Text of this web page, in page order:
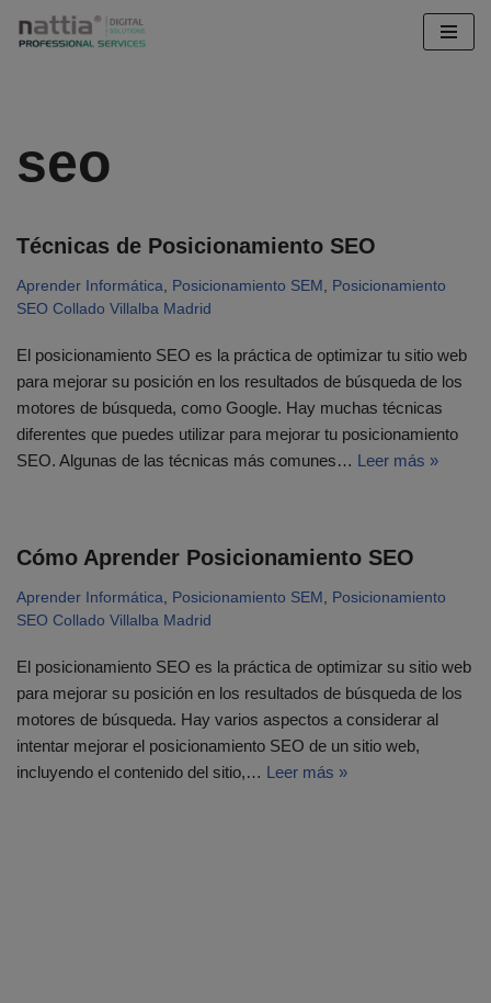
seo
Técnicas de Posicionamiento SEO
Aprender Informática Posicionamiento SEM
Posicionamiento
SEO Collado Villalba Madrid
El posicionamiento SEO es la práctica de optimizar tu sitio web
para mejorar su posición en los resultados de búsqueda de los
motores de búsqueda, como Google. Hay muchas técnicas
diferentes que puedes utilizar para mejorar tu posicionamiento
SEO. Algunas de las técnicas más comunes… Leer más »
Cómo Aprender Posicionamiento SEO
Aprender Informática Posicionamiento SEM
Posicionamiento
SEO Collado Villalba Madrid
El posicionamiento SEO es la práctica de optimizar su sitio web
para mejorar su posición en los resultados de búsqueda de los
motores de búsqueda. Hay varios aspectos a considerar al
intentar mejorar el posicionamiento SEO de un sitio web,
incluyendo el contenido del sitio,… Leer más »